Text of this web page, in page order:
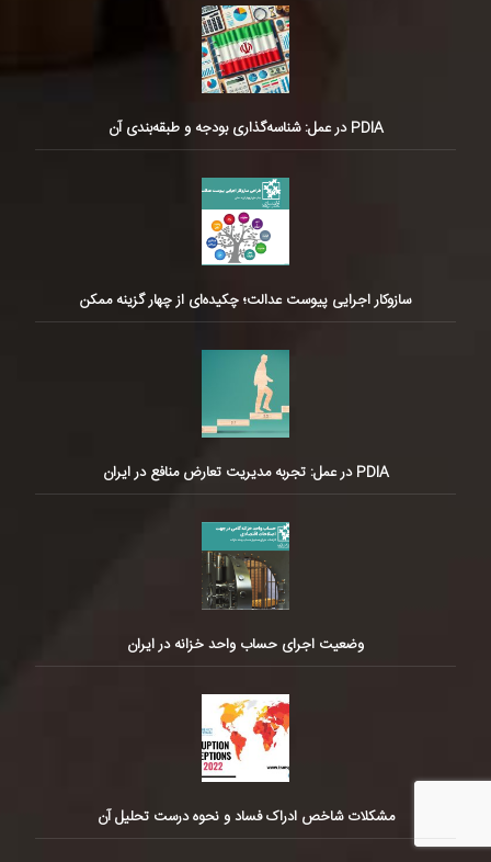
PDIA در عمل: شناسه‌گذاری بودجه و طبقه‌بندی آن
سازوکار اجرایی پیوست عدالت؛ چکیده‌ای از چهار گزینه ممکن
PDIA در عمل: تجربه مدیریت تعارض منافع در ایران
وضعیت اجرای حساب واحد خزانه در ایران
مشکلات شاخص ادراک فساد و نحوه درست تحلیل آن